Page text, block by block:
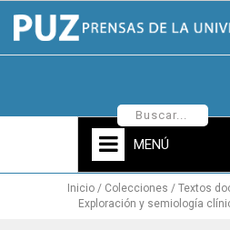
MENÚ
Inicio Colecciones Textos
Exploración y semiología